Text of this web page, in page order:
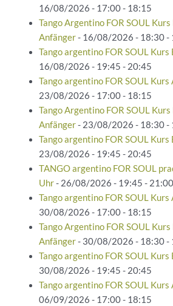
16/08/2026 - 17:00 - 18:15
Tango Argentino FOR SOUL
Anfänger- 16/08/2026 - 18:30 -
Tango argentino FOR SOUL
16/08/2026 - 19:45 - 20:45
Tango argentino FOR SOUL
23/08/2026 - 17:00 - 18:15
Tango Argentino FOR SOUL
Anfänger- 23/08/2026 - 18:30 -
Tango argentino FOR SOUL
23/08/2026 - 19:45 - 20:45
TANGO argentino FOR SOUL
Uhr- 26/08/2026 - 19:45 - 21:00
Tango argentino FOR SOUL
30/08/2026 - 17:00 - 18:15
Tango Argentino FOR SOUL
Anfänger- 30/08/2026 - 18:30 -
Tango argentino FOR SOUL
30/08/2026 - 19:45 - 20:45
Tango argentino FOR SOUL
06/09/2026 - 17:00 - 18:15